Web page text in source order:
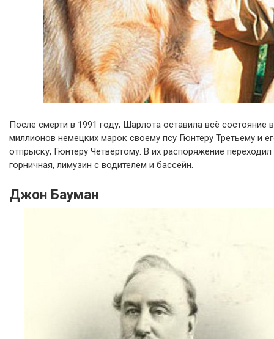
После смерти в 1991 году, Шарлота оставила всё состояние
миллионов немецких марок своему псу Гюнтеру Третьему и
отпрыску, Гюнтеру Четвёртому. В их распоряжение
горничная, лимузин с водителем и бассейн.
Джон Бауман